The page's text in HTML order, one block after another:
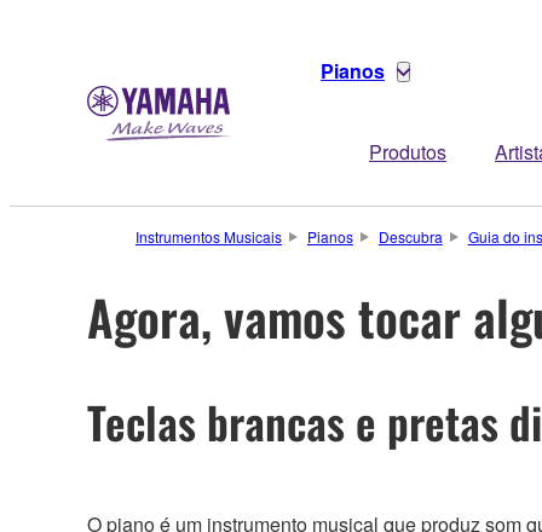
Pianos
Produtos
Instrumentos Musicais Pianos Descubra Guia do
Agora, vamos tocar
Teclas brancas e pretas
O piano é um instrumento musical que produz som